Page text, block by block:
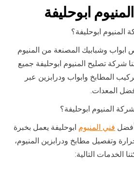
ابوحليفة
ابوحليفة؟
ابواب وشبابيك المصنعة من المنيوم
شركة تصليح المنيوم ابوحليفة جميع
المطابخ وابواب ودرابزين عبر
المعدات.
المنيوم ابوحليفة؟
أفضل فني المنيوم ابوحليفة يعمل بخبرة
وتفصيل مطابخ ودرابزين المنيوم،
الخدمات التالية: